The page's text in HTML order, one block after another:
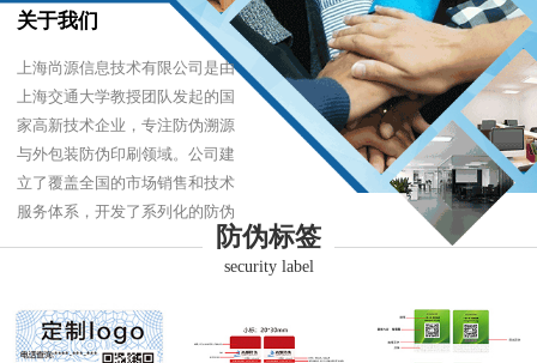
关于我们
上海尚源信息技术有限公司是由
上海交通大学教授团队发起的国
家高新技术企业，专注防伪溯源
与外包装防伪印刷领域。公司建
立了覆盖全国的市场销售和技术
服务体系，开发了系列化的防伪
产品，以难仿制、易识别、优成
本的技术，经受住了市场的严酷
防伪标签
security label